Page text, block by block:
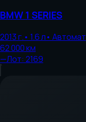
BMW1 SERIES
2013г.• 1.6л• Автомат
62 000км
—Лот: 2169